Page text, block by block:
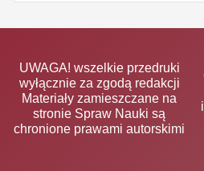
UWAGA! wszelkie przedruki
wyłącznie za zgodą redakcji
Materiały zamieszczane na
stronie Spraw Nauki są
chronione prawami autorskimi